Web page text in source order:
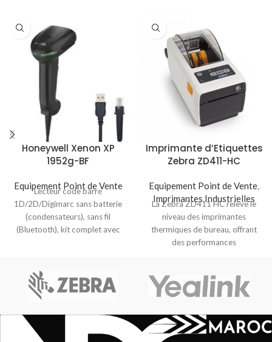
Honeywell Xenon XP
1952g-BF
Equipement Point de Vente
Lecteur code barre
1D/2D/Digimarc sans batterie
(condensateurs), sans fil
(Bluetooth), kit complet avec
Imprimante d’Etiquettes
Zebra ZD411-HC
Equipement Point de Vente,
Imprimantes Industrielles
La Zebra ZD411 HC relève le
niveau des imprimantes
thermiques de bureau, offrant
des performances